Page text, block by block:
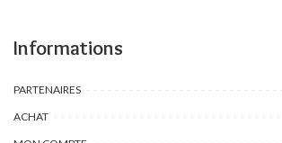
Informations
PARTENAIRES
ACHAT